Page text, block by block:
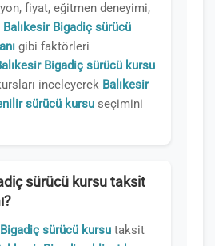
fiyat, eğitmen deneyimi,
Balıkesir Bigadiç sürücü
gibi faktörleri
Bigadiç sürücü kursu
inceleyerek Balıkesir
sürücü kursu seçimini
sürücü kursu taksit
sürücü kursu taksit